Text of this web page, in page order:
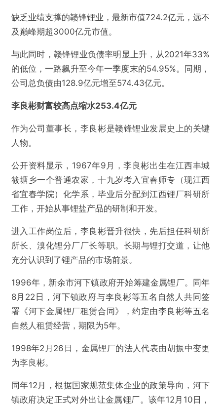
缺乏业绩支撑的赣锋锂业，最新市值724.2亿元，远不
及巅峰期超3000亿元市值。
与此同时，赣锋锂业负债率明显上升，从2021年33%
的低位，一路飙升至今年一季度末的54.95%。同期，
公司总负债由128.9亿元增至574.43亿元。
李良彬财富较高点缩水253.4亿元
作为公司董事长，李良彬是赣锋锂业发展史上的关键
人物。
公开资料显示，1967年9月，李良彬出生在江西丰城
筱塘乡一个普通农家，十九岁考入宜春师专（现江西
省宜春学院）化学系，毕业后分配到江西锂厂科研所
工作，开始从事锂盐产品的研制和开发。
进入工作岗位后，李良彬晋升很快，先后担任科研所
所长、溴化锂分厂厂长等职。长期与锂打交道，让他
充分认识到了锂产品的市场前景。
1996年，新余市河下镇政府开始筹建金属锂厂。同年
8月22日，河下镇政府与李良彬等五名自然人共同签
署《河下金属锂厂租赁合同》，约定由李良彬等五名
自然人租赁经营，期限为5年。
1998年2月26日，金属锂厂的法人代表由胡振中变更
为李良彬。
同年12月，根据国家规范集体企业的政策导向，河下
镇政府决定正式对外出让金属锂厂。该年12月10日，